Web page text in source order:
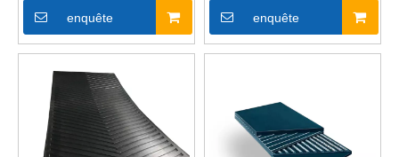
enquête enquête